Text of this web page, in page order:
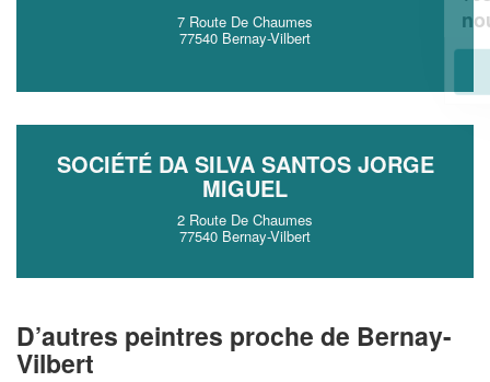
7 Route De Chaumes
77540 Bernay-Vilbert
SOCIÉTÉ DA SILVA SANTOS JORGE
MIGUEL
2 Route De Chaumes
77540 Bernay-Vilbert
D’autres peintres proche de Bernay-
Vilbert
nouveaux clients!